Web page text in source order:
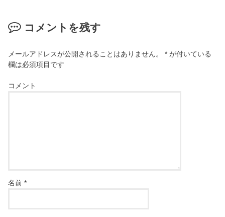
コメントを残す
メールアドレスが公開されることはありません。 * が付いている
欄は必須項目です
コメント
名前*